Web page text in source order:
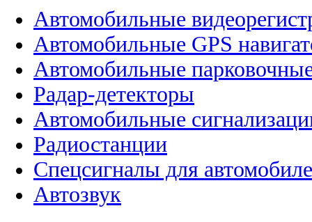
Автомобильные
Автомобильные GPS
Автомобильные
Радар-детекторы
Автомобильные
Радиостанции
Спецсигналы для
Автозвук